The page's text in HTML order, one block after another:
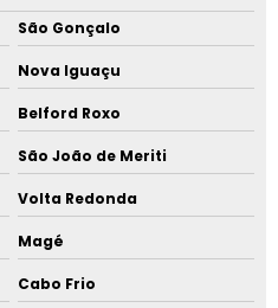
São Gonçalo
Nova Iguaçu
Belford Roxo
São João de Meriti
Volta Redonda
Magé
Cabo Frio